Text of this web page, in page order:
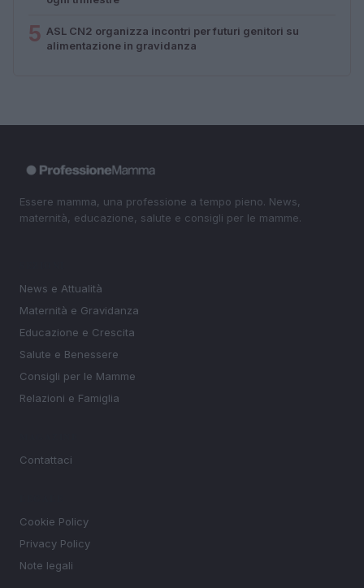
5 ASL CN2 organizza incontri per futuri genitori su
alimentazione in gravidanza
Essere mamma, una professione a tempo pieno. News,
maternità, educazione, salute e consigli per le mamme.
News e Attualità
Maternità e Gravidanza
Educazione e Crescita
Salute e Benessere
Consigli per le Mamme
Relazioni e Famiglia
Contattaci
Cookie Policy
Privacy Policy
Note legali